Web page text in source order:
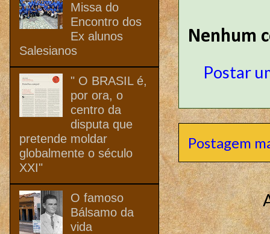
Nenhum
Postar
Postagem
Missa do
Encontro dos
Ex alunos
Salesianos
" O BRASIL é,
por ora, o
centro da
disputa que
pretende moldar
globalmente o século
XXI"
O famoso
Bálsamo da
vida